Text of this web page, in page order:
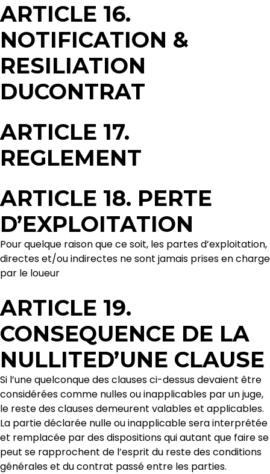
ARTICLE 16.
NOTIFICATION &
RESILIATION
DUCONTRAT
ARTICLE 17.
REGLEMENT
ARTICLE 18. PERTE
D’EXPLOITATION
Pour quelque raison que ce soit, les partes d’exploitation,
directes et/ou indirectes ne sont jamais prises en charge
par le loueur
ARTICLE 19.
CONSEQUENCE DE LA
NULLITED’UNE CLAUSE
Si l’une quelconque des clauses ci-dessus devaient être
considérées comme nulles ou inapplicables par un juge,
le reste des clauses demeurent valables et applicables.
La partie déclarée nulle ou inapplicable sera interprétée
et remplacée par des dispositions qui autant que faire se
peut se rapprochent de l’esprit du reste des conditions
générales et du contrat passé entre les parties.